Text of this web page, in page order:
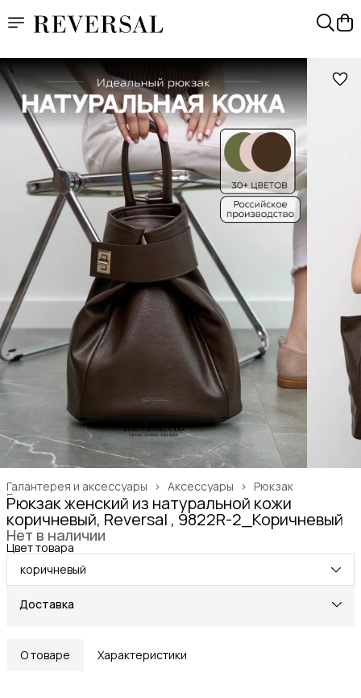
Рюкзак
Аксессуары ›
Галантерея и аксессуары ›
Главная ›
Рюкзак женский из натуральной кожи
коричневый, Reversal , 9822R-2_Коричневый
Нет в наличии
Цвет товара
коричневый
Доставка
О товаре Характеристики